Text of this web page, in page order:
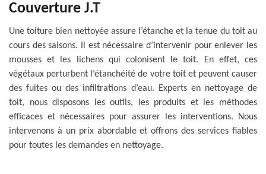
Couverture J.T
Une toiture bien nettoyée assure l’étanche et la tenue du toit au
cours des saisons. Il est nécessaire d’intervenir pour enlever les
mousses et les lichens qui colonisent le toit. En effet, ces
végétaux perturbent l’étanchéité de votre toit et peuvent causer
des fuites ou des infiltrations d’eau. Experts en nettoyage de
toit, nous disposons les outils, les produits et les méthodes
efficaces et nécessaires pour assurer les interventions. Nous
intervenons à un prix abordable et offrons des services fiables
pour toutes les demandes en nettoyage.